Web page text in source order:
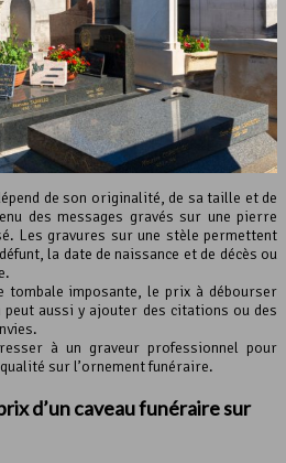
de son originalité, de sa taille et de
des messages gravés sur une pierre
Les gravures sur une stèle permettent
la date de naissance et de décès ou
tombale imposante, le prix à débourser
peut aussi y ajouter des citations ou des
à un graveur professionnel pour
sur l’ornement funéraire.
d’un caveau funéraire sur